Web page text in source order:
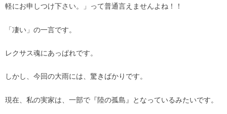
軽にお申しつけ下さい。」って普通言えませんよね！！
「凄い」の一言です。
レクサス魂にあっぱれです。
しかし、今回の大雨には、驚きばかりです。
現在、私の実家は、一部で『陸の孤島』となっているみたいです。